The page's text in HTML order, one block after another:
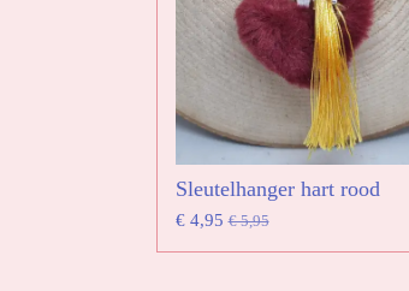
Sleutelhanger hart rood
€ 4,95 € 5,95